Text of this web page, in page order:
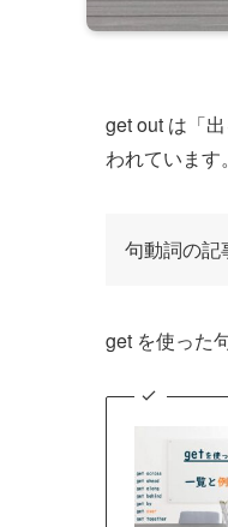
get out は「
われています。
句動詞の記
get を使った